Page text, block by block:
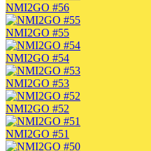
NMI2GO #56
NMI2GO #55
NMI2GO #54
NMI2GO #53
NMI2GO #52
NMI2GO #51